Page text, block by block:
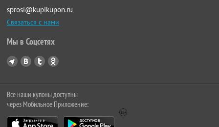
sprosi@kupikupon.ru
Связаться с нами
Мы в Соцсетях
Все наши купоны доступны
через Мобильное Приложение: